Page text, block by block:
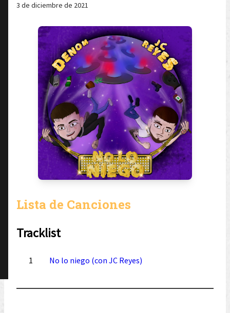
3 de diciembre de 2021
Lista de Canciones
Tracklist
1 No lo niego (con JC Reyes)